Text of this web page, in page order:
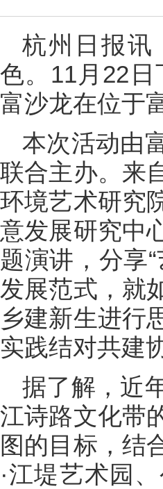
杭州日报讯
色。11月22日
富沙龙在位于
本次活动由
联合主办。来
环境艺术研究
意发展研究中
题演讲，分享
发展范式，就
乡建新生进行
实践结对共建
据了解，近
江诗路文化带
图的目标，结
·江堤艺术园